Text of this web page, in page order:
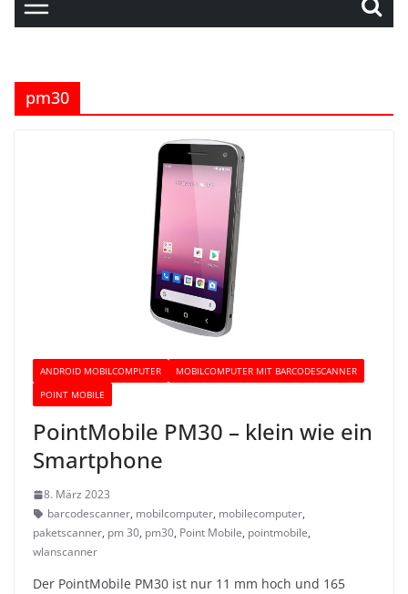
pm30
ANDROID MOBILCOMPUTER
MOBILCOMPUTER MIT BARCODESCANNER
POINT MOBILE
PointMobile PM30 – klein wie ein
Smartphone
8. März 2023
barcodescanner, mobilcomputer, mobilecomputer,
paketscanner, pm 30, pm30, Point Mobile, pointmobile,
wlanscanner
Der PointMobile PM30 ist nur 11 mm hoch und 165